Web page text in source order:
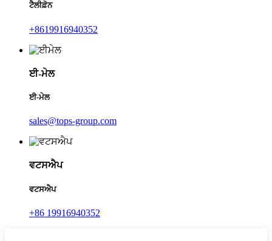
ਟੈਲੀਫ਼ੋਨ
+8619916940352
ਈ-ਮੇਲ
ਈ-ਮੇਲ
sales@tops-group.com
ਵਟਸਐਪ
ਵਟਸਐਪ
+86 19916940352